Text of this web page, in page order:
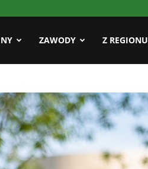
ZAWODY Z REGIONU